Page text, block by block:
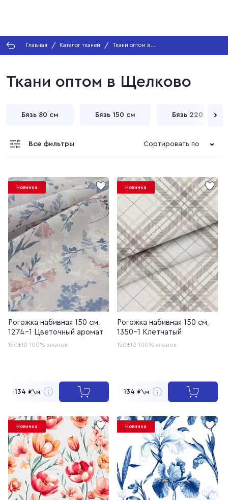
Главная Каталог тканей
Ткани оптом в
Щелково
Ткани оптом в Щелково
Бязь 80 см Бязь 150 см Бязь 220 см
Все фильтры Сортировать по
Новинка
Рогожка набивная 150 см,
1274-1 Цветочный аромат
150±10 100% хлопок
134 ₽\м
Новинка
Рогожка набивная 150 см,
1350-1 Клетчатый
150±10 100% хлопок
134 ₽\м
Новинка Новинка